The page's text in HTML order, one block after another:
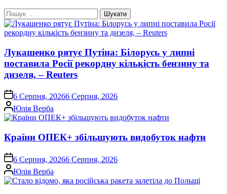
Пошук:
Лукашенко рятує Путіна: Білорусь у липні
поставила Росії рекордну кількість бензину та
дизеля, – Reuters
on6 Серпня, 20266 Серпня, 2026
Опубліковано
Юлія Верба
Країни ОПЕК+ збільшують видобуток нафти
on6 Серпня, 20266 Серпня, 2026
Опубліковано
Юлія Верба